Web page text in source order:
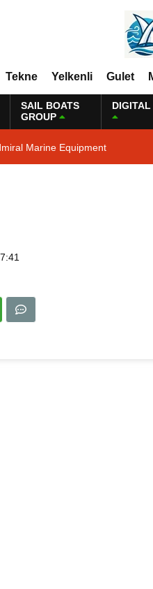
Tekne Yelkenli Gulet
SAIL BOATS
GROUP
DIGITAL
Marine Equipment